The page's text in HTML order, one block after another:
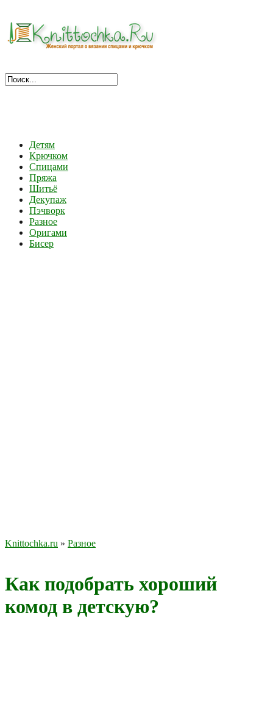
Детям
Крючком
Спицами
Пряжа
Шитьё
Декупаж
Пэчворк
Разное
Оригами
Бисер
Knittochka.ru » Разное
Как подобрать хороший
комод в детскую?